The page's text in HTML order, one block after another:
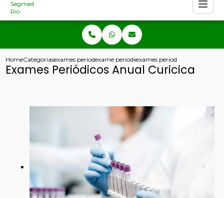
HomeCategoriasexames periodicosexame periodico de empresa
exames periodicos anual
Exames Periódicos Anual Curicica